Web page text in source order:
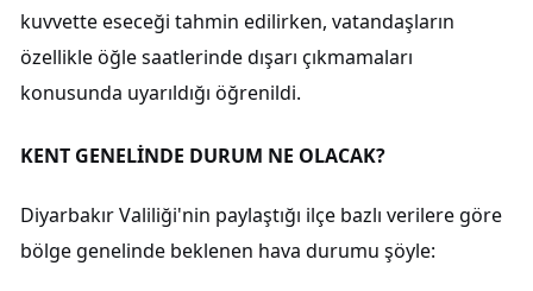
kuvvette eseceği tahmin edilirken, vatandaşların
özellikle öğle saatlerinde dışarı çıkmamaları
konusunda uyarıldığı öğrenildi.
KENT GENELİNDE DURUM NE OLACAK?
Diyarbakır Valiliği'nin paylaştığı ilçe bazlı verilere göre
bölge genelinde beklenen hava durumu şöyle: